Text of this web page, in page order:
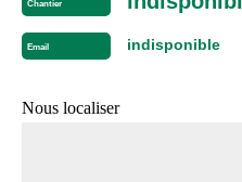
Chantier
Email indisponible
Nous localiser